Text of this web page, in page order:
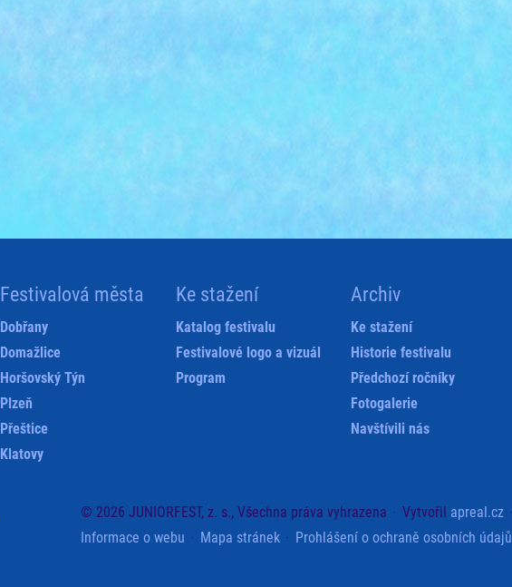
Festivalová města
Dobřany
Domažlice
Horšovský Týn
Plzeň
Přeštice
Klatovy
Ke stažení
Katalog festivalu
Festivalové logo a vizuál
Program
Archiv
Ke stažení
Historie festivalu
Předchozí ročníky
Fotogalerie
Navštívili nás
© 2026 JUNIORFEST, z. s., Všechna práva vyhrazena Vytvořil apreal.cz
Informace o webu
Mapa stránek Prohlášení o ochraně osobních údajů